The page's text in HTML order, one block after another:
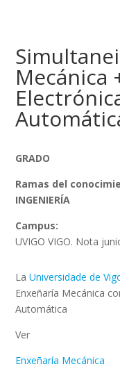
Mecánica
GRADO
Ramas del
INGENIERÍA
Campus:
UVIGO VIGO. Nota
LaUniversidade de
Enxeñaría Mecánica
Automática
Ver
Enxeñaría Mecánica